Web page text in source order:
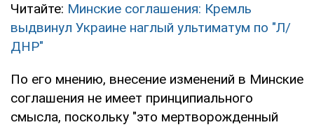
Читайте: Минские соглашения: Кремль
выдвинул Украине наглый ультиматум по "Л/
ДНР"
По его мнению, внесение изменений в Минские
соглашения не имеет принципиального
смысла, поскольку "это мертворожденный